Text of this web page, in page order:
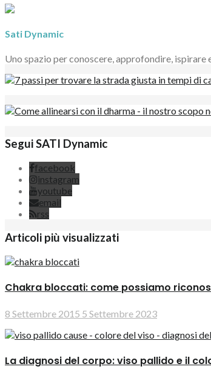
Sati Dynamic
Uno spazio per conoscere, approfondire, ispirare
Segui SATI Dynamic
facebook
instagram
youtube
email
rss
Articoli più visualizzati
Chakra bloccati: come possiamo
8 Settembre 2015 5 Settembre 2023
La diagnosi del corpo: viso pallido e il